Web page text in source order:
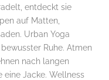
entdeckt sie
auf Matten,
Urban Yoga
Ruhe. Atmen
nach langen
eine Jacke. Wellness